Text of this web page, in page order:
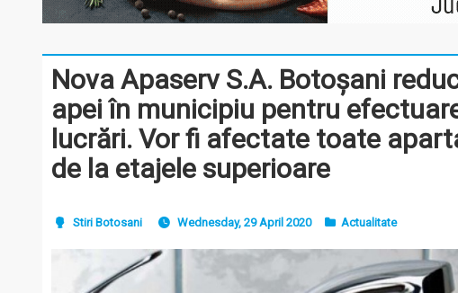
Nova Apaserv S.A. Botoșani
apei în municipiu pentru
lucrări. Vor fi afectate toate
de la etajele superioare
Stiri Botosani Wednesday, 29 April 2020 Actualitate